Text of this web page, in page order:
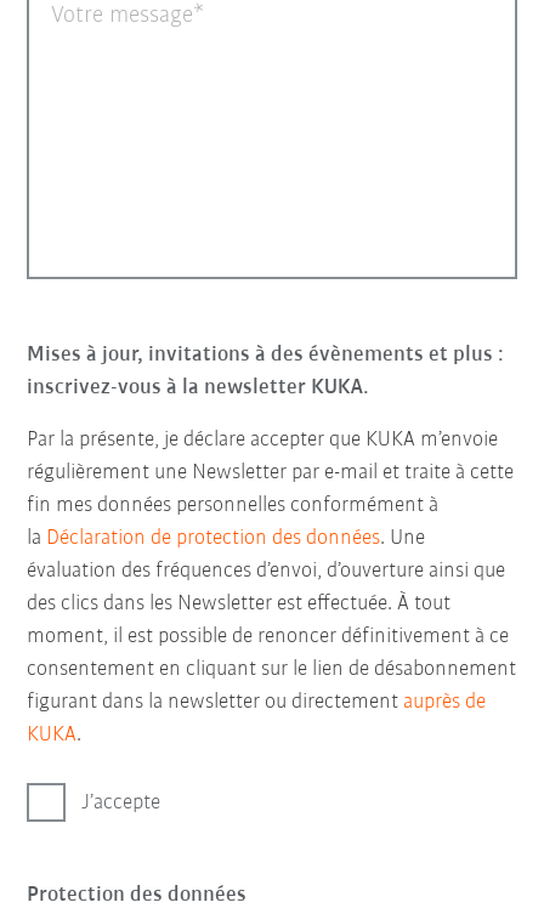
Votre message
Mises à jour, invitations à des évènements et plus :
inscrivez-vous à la newsletter KUKA.
Par la présente, je déclare accepter que KUKA m’envoie
régulièrement une Newsletter par e-mail et traite à cette
fin mes données personnelles conformément à
la Déclaration de protection des données. Une
évaluation des fréquences d’envoi, d’ouverture ainsi que
des clics dans les Newsletter est effectuée. À tout
moment, il est possible de renoncer définitivement à ce
consentement en cliquant sur le lien de désabonnement
figurant dans la newsletter ou directement auprès de
KUKA.
J’accepte
Protection des données